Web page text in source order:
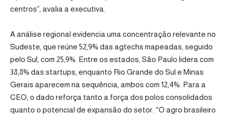
centros”, avalia a executiva.
A análise regional evidencia uma concentração relevante no
Sudeste, que reúne 52,9% das agtechs mapeadas, seguido
pelo Sul, com 25,9%. Entre os estados, São Paulo lidera com
38,8% das startups, enquanto Rio Grande do Sul e Minas
Gerais aparecem na sequência, ambos com 12,4%. Para a
CEO, o dado reforça tanto a força dos polos consolidados
quanto o potencial de expansão do setor. “O agro brasileiro